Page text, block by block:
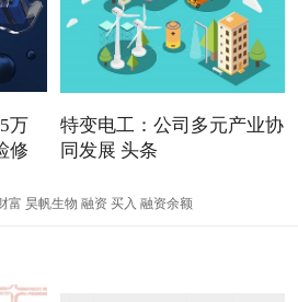
万
修
特变电工：公司多元产业协
同发展 头条
富 昊帆生物 融资 买入 融资余额